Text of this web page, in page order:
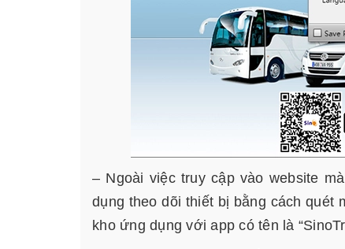
– Ngoài việc truy cập vào website
dụng theo dõi thiết bị bằng cách quét
kho ứng dụng với app có tên là